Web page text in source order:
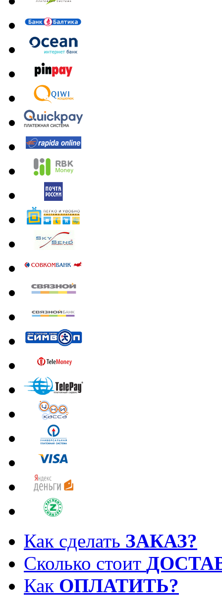
Как сделать ЗАКАЗ?
Сколько стоит
Как ОПЛАТИТЬ?